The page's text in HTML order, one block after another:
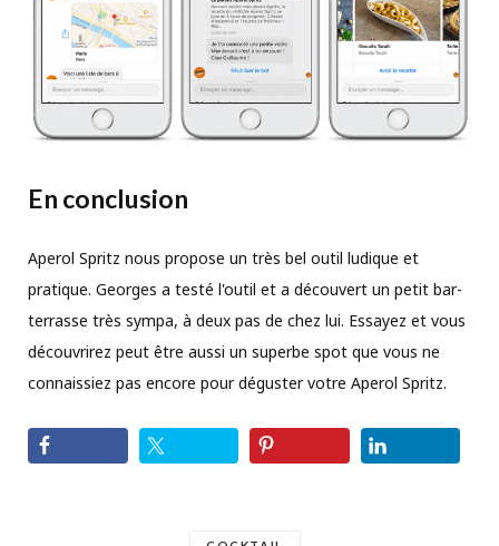
En conclusion
Aperol Spritz nous propose un très bel outil ludique et
pratique. Georges a testé l'outil et a découvert un petit bar-
terrasse très sympa, à deux pas de chez lui. Essayez et vous
découvrirez peut être aussi un superbe spot que vous ne
connaissiez pas encore pour déguster votre Aperol Spritz.